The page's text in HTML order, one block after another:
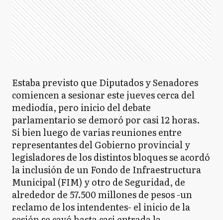
Estaba previsto que Diputados y Senadores
comiencen a sesionar este jueves cerca del
mediodía, pero inicio del debate
parlamentario se demoró por casi 12 horas.
Si bien luego de varias reuniones entre
representantes del Gobierno provincial y
legisladores de los distintos bloques se acordó
la inclusión de un Fondo de Infraestructura
Municipal (FIM) y otro de Seguridad, de
alrededor de 57.500 millones de pesos -un
reclamo de los intendentes- el inicio de la